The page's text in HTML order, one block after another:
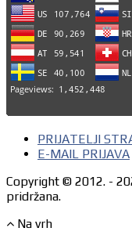
PRIJATELJI
E-MAIL PRIJAVA
Copyright © 2012. -
pridržana.
Na vrh